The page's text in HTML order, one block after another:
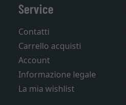
Service
Contatti
Carrello acquisti
Account
Informazione legale
La mia wishlist